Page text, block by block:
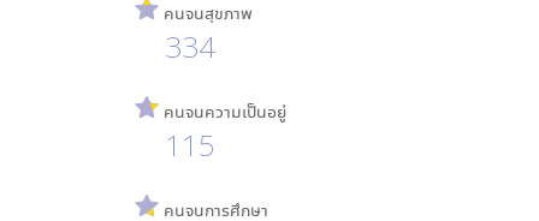
คนจนสุขภาพ
334
คนจนความเป็นอยู่
115
คนจนการศึกษา